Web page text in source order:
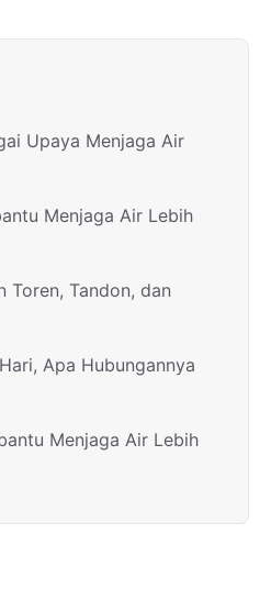
Upaya Menjaga Air
Menjaga Air Lebih
Toren, Tandon, dan
Apa Hubungannya
Menjaga Air Lebih